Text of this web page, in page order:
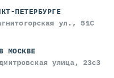
ПЕТЕРБУРГЕ
ул., 51С
МОСКВЕ
улица, 23с3